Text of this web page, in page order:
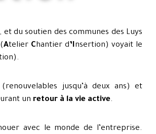
du soutien des communes des Luys
Atelier Chantier d ’Insertion) voyait le
).
(renouvelables jusqu’à deux ans) et
un retour à la vie active.
avec le monde de l’entreprise.